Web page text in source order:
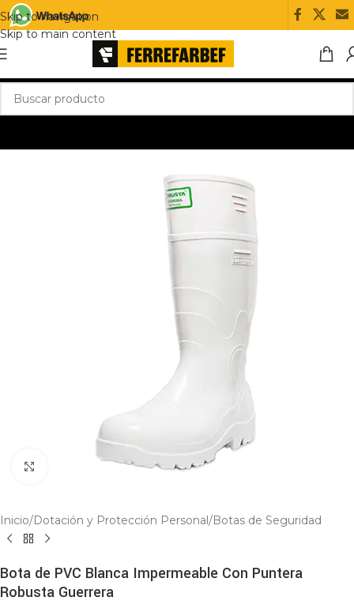
Skip to navigation
Skip to main content
Click to enlarge
Inicio/Dotación y Protección Personal/Botas de Seguridad
Bota de PVC Blanca Impermeable Con Puntera
Robusta Guerrera